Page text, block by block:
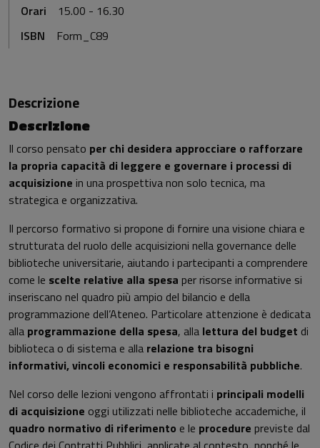
Orari
15.00 - 16.30
ISBN
Form_C89
Descrizione
Descrizione
Il corso pensato per chi desidera approcciare o rafforzare
la propria capacità di leggere e governare i processi di
acquisizione in una prospettiva non solo tecnica, ma
strategica e organizzativa.
Il percorso formativo si propone di fornire una visione chiara e
strutturata del ruolo delle acquisizioni nella governance delle
biblioteche universitarie, aiutando i partecipanti a comprendere
come le scelte relative alla spesa per risorse informative si
inseriscano nel quadro più ampio del bilancio e della
programmazione dell’Ateneo. Particolare attenzione è dedicata
alla programmazione della spesa, alla lettura del budget di
biblioteca o di sistema e alla relazione tra bisogni
informativi, vincoli economici e responsabilità pubbliche.
Nel corso delle lezioni vengono affrontati i principali modelli
di acquisizione oggi utilizzati nelle biblioteche accademiche, il
quadro normativo di riferimento e le procedure previste dal